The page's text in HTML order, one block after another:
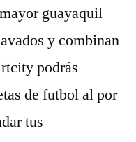
guayaquil
y combinan
podrás
de futbol al por
tus